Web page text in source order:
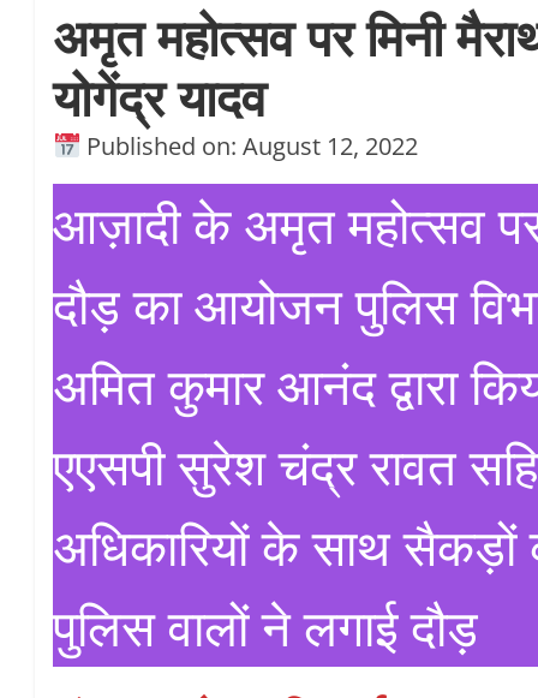
अमृत महोत्सव पर मिनी
योगेंद्र यादव
Published on: August 12, 2022
आज़ादी के अमृत महोत्सव
दौड़ का आयोजन पुलिस
अमित कुमार आनंद द्वारा
एएसपी सुरेश चंद्र रावत
अधिकारियों के साथ सैकड़ों
पुलिस वालों ने लगाई दौड़